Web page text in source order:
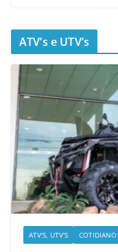
ATV’s e UTV’s
ATV'S, UTV'S COTIDIANO